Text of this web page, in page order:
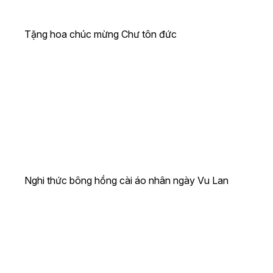
Tặng hoa chúc mừng Chư tôn đức
Nghi thức bông hồng cài áo nhân ngày Vu Lan